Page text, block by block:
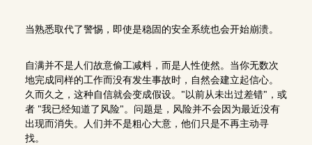
当熟悉取代了警惕，即使是稳固的安全系统也会开始崩溃。
自满并不是人们故意偷工减料，而是人性使然。当你无数次
地完成同样的工作而没有发生事故时，自然会建立起信心。
久而久之，这种自信就会变成假设。"以前从未出过差错"，或
者 "我已经知道了风险"。问题是，风险并不会因为最近没有
出现而消失。人们并不是粗心大意，他们只是不再主动寻
找。